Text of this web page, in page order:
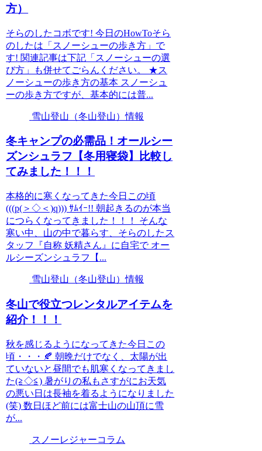
方）
そらのしたコボです! 今日のHowToそら
のしたは「スノーシューの歩き方」で
す! 関連記事は下記「スノーシューの選
び方」も併せてごらんください。 ★ス
ノーシューの歩き方の基本 スノーシュ
ーの歩き方ですが、基本的には普...
雪山登山（冬山登山）情報
冬キャンプの必需品！オールシー
ズンシュラフ【冬用寝袋】比較し
てみました！！！
本格的に寒くなってきた今日この頃
(((p(＞◇＜)q))) ｻﾑｲｰ!! 朝起きるのが本当
につらくなってきました！！！ そんな
寒い中、山の中で暮らす、そらのしたス
タッフ『自称 妖精さん』に自宅で オー
ルシーズンシュラフ【...
雪山登山（冬山登山）情報
冬山で役立つレンタルアイテムを
紹介！！！
秋を感じるようになってきた今日この
頃・・・🍂 朝晩だけでなく、太陽が出
ていないと昼間でも肌寒くなってきまし
た(≧◇≦) 暑がりの私もさすがにお天気
の悪い日は長袖を着るようになりました
(笑) 数日ほど前には富士山の山頂に雪
が...
スノーレジャーコラム